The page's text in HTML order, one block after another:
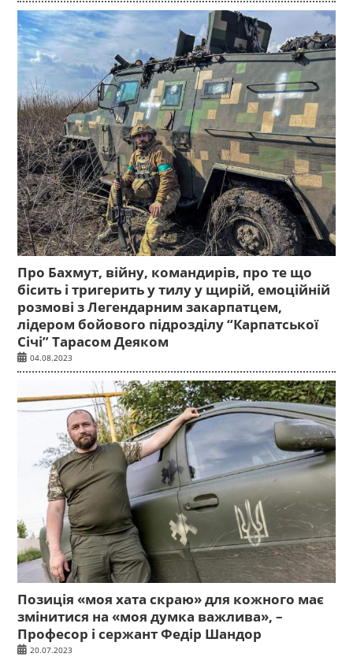
Про Бахмут, війну, командирів, про те що
бісить і тригерить у тилу у щирій, емоційній
розмові з Легендарним закарпатцем,
лідером бойового підрозділу “Карпатської
Січі” Тарасом Деяком
04.08.2023
Позиція «моя хата скраю» для кожного має
змінитися на «моя думка важлива», –
Професор і сержант Федір Шандор
20.07.2023